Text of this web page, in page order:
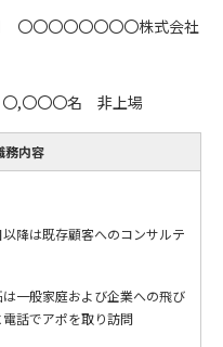
〇〇〇〇〇〇〇〇株式会社
,〇〇〇名 非上場
務内容
降は既存顧客へのコンサルテ
は一般家庭および企業への飛び
話でアポを取り訪問